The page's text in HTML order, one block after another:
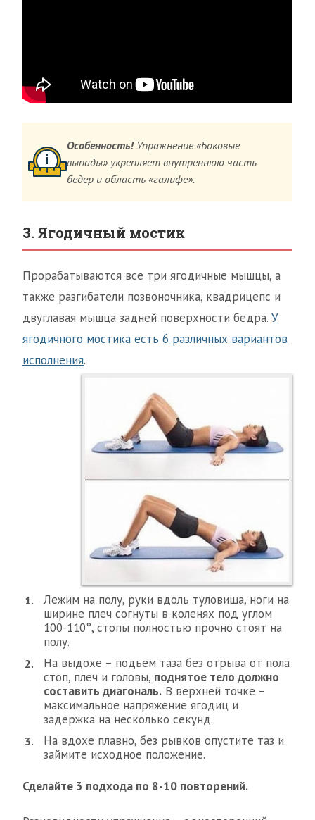
Особенность! Упражнение «Боковые
выпады» укрепляет внутреннюю часть
бедер и область «галифе».
3. Ягодичный мостик
Прорабатываются все три ягодичные мышцы, а
также разгибатели позвоночника, квадрицепс и
двуглавая мышца задней поверхности бедра. У
ягодичного мостика есть 6 различных вариантов
исполнения.
Лежим на полу, руки вдоль туловища, ноги на
ширине плеч согнуты в коленях под углом
100-110°, стопы полностью прочно стоят на
полу.
На выдохе – подъем таза без отрыва от пола
стоп, плеч и головы, поднятое тело должно
составить диагональ. В верхней точке –
максимальное напряжение ягодиц и
задержка на несколько секунд.
На вдохе плавно, без рывков опустите таз и
займите исходное положение.
Сделайте 3 подхода по 8-10 повторений.